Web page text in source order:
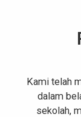
Kami telah
dalam
sekolah,